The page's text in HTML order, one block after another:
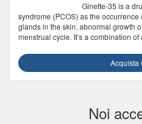
Ginette-35 is a
syndrome (PCOS) as the
glands in the skin, abnormal growth
menstrual cycle. It’s a combination of
Acquista
Noi